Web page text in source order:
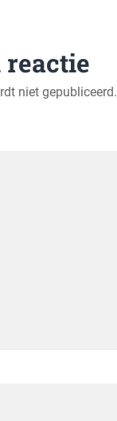
reactie
niet gepubliceerd.